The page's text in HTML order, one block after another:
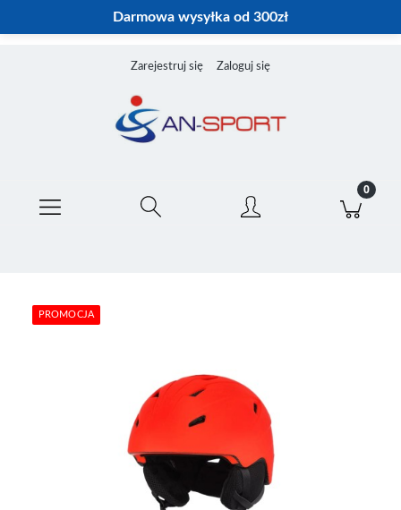
Darmowa wysyłka od 300zł
Zarejestruj się Zaloguj się
PROMOCJA